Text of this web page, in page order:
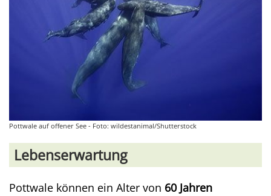
Pottwale auf offener See - Foto: wildestanimal/Shutterstock
Lebenserwartung
Pottwale können ein Alter von 60 Jahren